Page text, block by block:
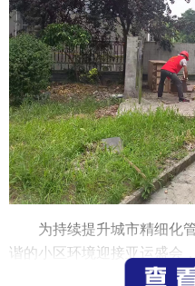
为持续提升城市精细化
谐的小区环境迎接亚运盛会
内的水岸鑫域小区进行环境